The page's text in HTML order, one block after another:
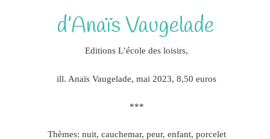
d’Anaïs Vaugelade
Editions L’école des loisirs,
ill. Anaïs Vaugelade, mai 2023, 8,50 euros
***
Thèmes: nuit, cauchemar, peur, enfant, porcelet